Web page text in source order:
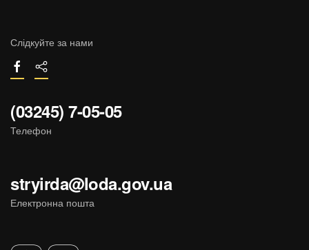
Слідкуйте за нами
(03245) 7-05-05
Телефон
stryirda@loda.gov.ua
Електронна пошта